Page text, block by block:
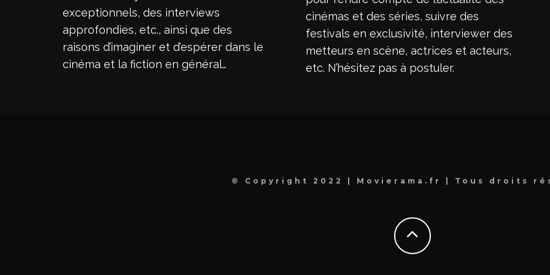
exceptionnels, des interviews
approfondies, etc., ainsi que des
raisons d’imaginer et d’espérer dans le
cinéma et la fiction en général…
cinémas et des séries, suivre des
festivals en exclusivité, interviewer des
metteurs en scène, actrices et acteurs,
etc. N’hésitez pas à postuler.
© Copyright 2022 | Movierama.fr | Tous droits